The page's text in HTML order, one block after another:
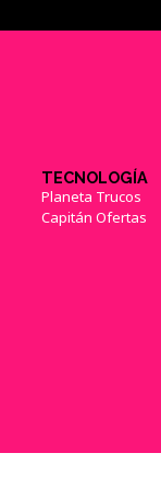
TECNOLOGÍA
Planeta Trucos
Capitán Ofertas